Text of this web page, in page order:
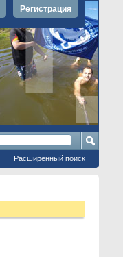
Регистрация
Расширенный поиск